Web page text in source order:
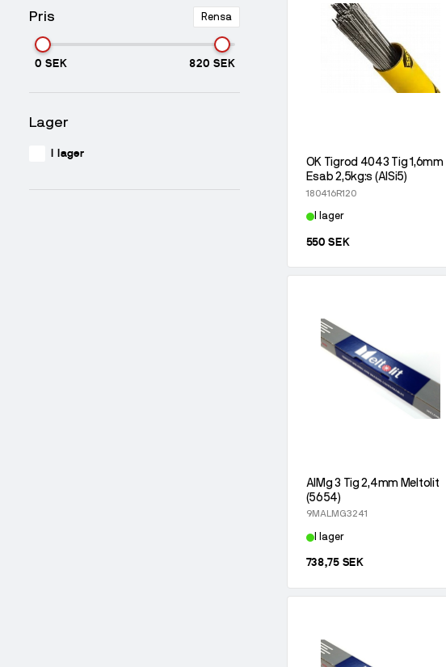
Pris Rensa
0 SEK 820 SEK
Lager
I lager
OK Tigrod 4043 Tig 1,6mm
Esab 2,5kg:s (AlSi5)
180416R120
I lager
550 SEK
AlMg 3 Tig 2,4mm Meltolit
(5654)
9MALMG3241
I lager
738,75 SEK